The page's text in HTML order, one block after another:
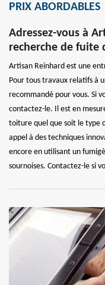
PRIX ABORDABLES
Adressez-vous à
recherche de
Artisan Reinhard est une
Pour tous travaux relatifs à
recommandé pour vous. Si
contactez-le. Il est en
toiture quel que soit le type
appel à des techniques
encore en utilisant un
sournoises. Contactez-le si